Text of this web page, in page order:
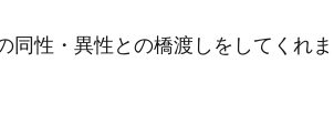
同性・異性との橋渡しをしてくれま